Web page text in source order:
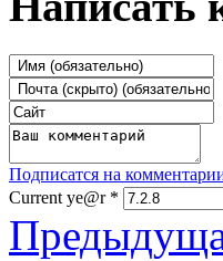
Подписатся на
Current ye@r *